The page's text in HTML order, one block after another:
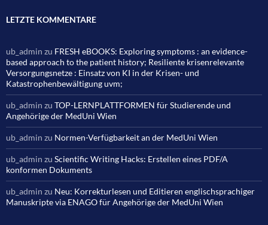
LETZTE KOMMENTARE
ub_admin zu FRESH eBOOKS: Exploring symptoms : an evidence-
based approach to the patient history; Resiliente krisenrelevante
Versorgungsnetze : Einsatz von KI in der Krisen- und
Katastrophenbewältigung uvm;
ub_admin zu TOP-LERNPLATTFORMEN für Studierende und
Angehörige der MedUni Wien
ub_admin zu Normen-Verfügbarkeit an der MedUni Wien
ub_admin zu Scientific Writing Hacks: Erstellen eines PDF/A
konformen Dokuments
ub_admin zu Neu: Korrekturlesen und Editieren englischsprachiger
Manuskripte via ENAGO für Angehörige der MedUni Wien